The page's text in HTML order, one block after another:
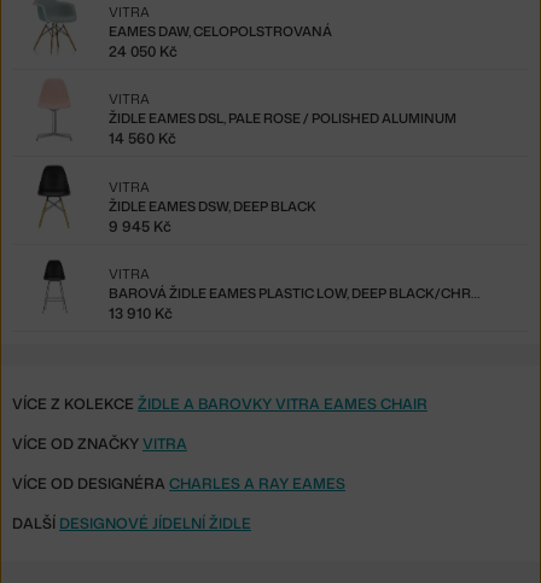
EAMES DAW, CELOPOLSTROVANÁ
VITRA
24 050 Kč
ŽIDLE EAMES DSL, PALE ROSE / POLISHED ALUMINUM
VITRA
14 560 Kč
ŽIDLE EAMES DSW, DEEP BLACK
VITRA
9 945 Kč
BAROVÁ ŽIDLE EAMES PLASTIC LOW, DEEP BLACK/CHROME
VITRA
13 910 Kč
VÍCE Z KOLEKCE ŽIDLE A BAROVKY VITRA EAMES CHAIR
VÍCE OD ZNAČKYVITRA
VÍCE OD DESIGNÉRA CHARLES A RAY EAMES
DALŠÍ DESIGNOVÉ JÍDELNÍ ŽIDLE